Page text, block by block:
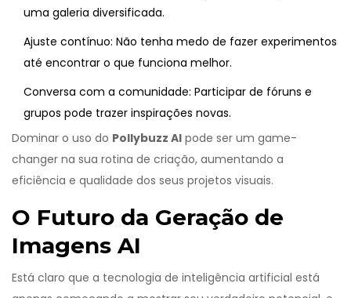
uma galeria diversificada.
Ajuste contínuo: Não tenha medo de fazer experimentos
até encontrar o que funciona melhor.
Conversa com a comunidade: Participar de fóruns e
grupos pode trazer inspirações novas.
Dominar o uso do Pollybuzz AI pode ser um game-
changer na sua rotina de criação, aumentando a
eficiência e qualidade dos seus projetos visuais.
O Futuro da Geração de
Imagens AI
Está claro que a tecnologia de inteligência artificial está